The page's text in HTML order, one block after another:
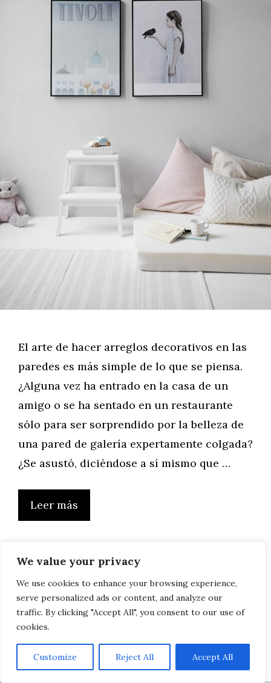
We value your privacy
We use cookies to enhance your browsing experience,
serve personalized ads or content, and analyze our
traffic. By clicking "Accept All", you consent to our use of
cookies.
Customize Reject All Accept All
El arte de hacer arreglos decorativos en las
paredes es más simple de lo que se piensa.
¿Alguna vez ha entrado en la casa de un
amigo o se ha sentado en un restaurante
sólo para ser sorprendido por la belleza de
una pared de galería expertamente colgada?
¿Se asustó, diciéndose a sí mismo que …
Leer más
¿Almohadas
lumbares?
20/09/2020 porSophie